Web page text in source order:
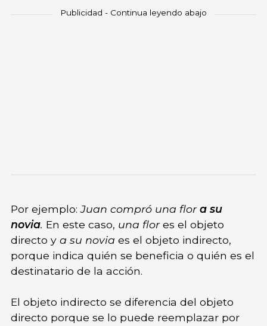
Por ejemplo:Juan compró una flora su
novia. En este caso, una flores el objeto
directo y a su novia es el objeto indirecto,
porque indica quién se beneficia o quién es el
destinatario de la acción.
El objeto indirecto se diferencia del objeto
directo porque se lo puede reemplazar por